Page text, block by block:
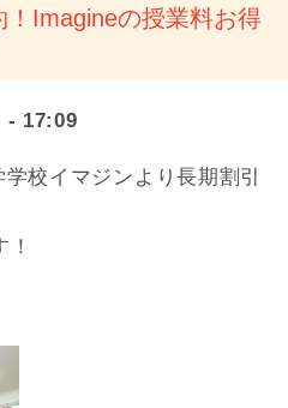
Imagineの授業料お得
- 17:09
校イマジンより長期割引